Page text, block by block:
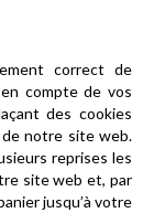
correct de
compte de vos
des cookies
notre site web.
reprises les
site web et, par
jusqu’à votre